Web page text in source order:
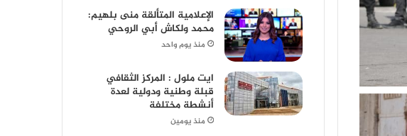
الإعلامية المتألقة منى بلهيم:
محمد ولكاش أبي الروحي
منذ يوم واحد
ايت ملول : المركز الثقافي
قبلة وطنية ودولية لعدة
أنشطة مختلفة
منذ يومين